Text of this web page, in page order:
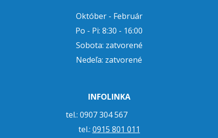
Október - Február
Po - Pi: 8:30 - 16:00
Sobota: zatvorené
Nedeľa: zatvorené
INFOLINKA
tel.: 0907 304 567
tel.: 0915 801 011